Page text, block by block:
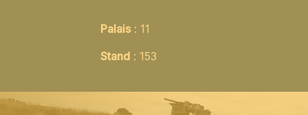
Palais: 11
Stand: 153